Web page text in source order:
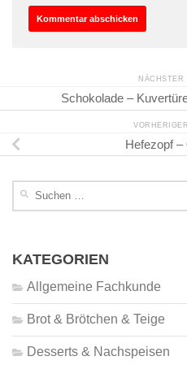
NÄCHSTER
Schokolade –
Hefezopf
KATEGORIEN
Allgemeine Fachkunde
Brot & Brötchen & Teige
Desserts & Nachspeisen